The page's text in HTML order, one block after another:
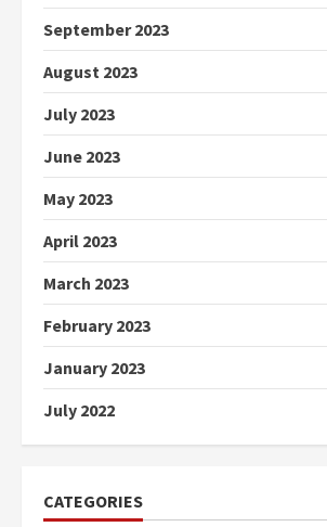
September 2023
August 2023
July 2023
June 2023
May 2023
April 2023
March 2023
February 2023
January 2023
July 2022
CATEGORIES